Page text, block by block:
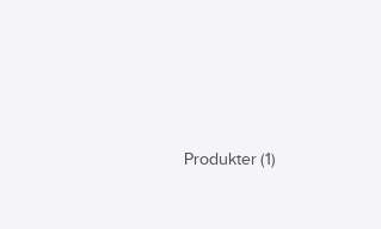
Produkter (1)